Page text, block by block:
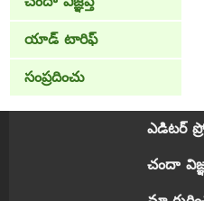
యాడ్ టారిఫ్
సంప్రదించు
ఎడిటర్
చందా